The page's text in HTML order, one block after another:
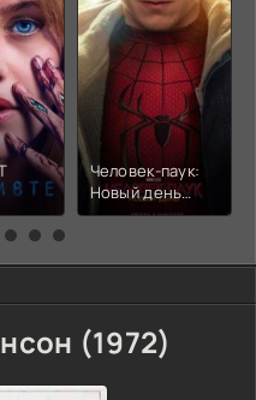
Человек-паук:
Новый день
(2026)
(1972)